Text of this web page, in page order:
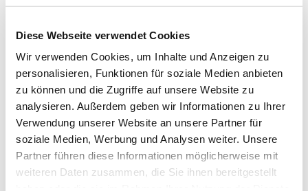
Diese Webseite verwendet Cookies
Wir verwenden Cookies, um Inhalte und Anzeigen zu
personalisieren, Funktionen für soziale Medien anbieten
zu können und die Zugriffe auf unsere Website zu
analysieren. Außerdem geben wir Informationen zu Ihrer
Verwendung unserer Website an unsere Partner für
soziale Medien, Werbung und Analysen weiter. Unsere
Partner führen diese Informationen möglicherweise mit
weiteren Daten zusammen, die Sie ihnen bereitgestellt
Brötchen, reichlich Aufschnitt, Käse und Kaffee inklusive
- melden Sie sich gerne dazu an! Jeden zweiten
Donnerstag von ab 10 Uhr im Alten Kirchsaal, Flurstraße
1. Kontakt: Diakonin Kerstin Frerichs, Tel. 0176/47 666
706 oder frerichs@kirche-lurup.de